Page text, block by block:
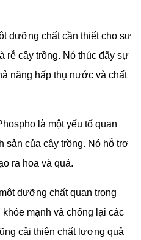
dưỡng chất cần thiết cho sự
rễ cây trồng. Nó thúc đẩy sự
năng hấp thụ nước và chất
là một yếu tố quan
sản của cây trồng. Nó hỗ trợ
ra hoa và quả.
dưỡng chất quan trọng
mạnh và chống lại các
cải thiện chất lượng quả